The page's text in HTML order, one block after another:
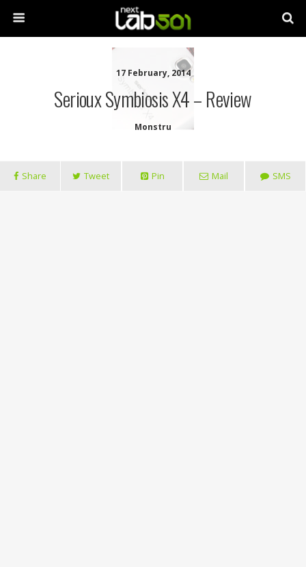
17 February, 2014
Serioux Symbiosis X4 – Review
Monstru
Share Tweet Pin Mail SMS